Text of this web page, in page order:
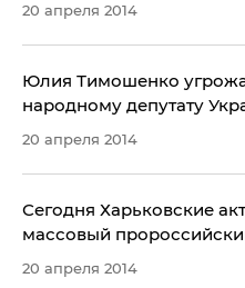
20 апреля 2014
Юлия Тимошенко
народному депутату
20 апреля 2014
Сегодня Харьковские
массовый
20 апреля 2014